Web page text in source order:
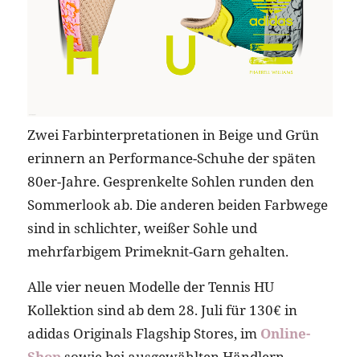
Zwei Farbinterpretationen in Beige und Grün
erinnern an Performance-Schuhe der späten
80er-Jahre. Gesprenkelte Sohlen runden den
Sommerlook ab. Die anderen beiden Farbwege
sind in schlichter, weißer Sohle und
mehrfarbigem Primeknit-Garn gehalten.
Alle vier neuen Modelle der Tennis HU
Kollektion sind ab dem 28. Juli für 130€ in
adidas Originals Flagship Stores, im Online-